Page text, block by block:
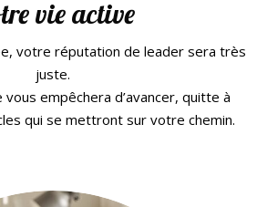
vie active
votre réputation de leader sera très
juste.
vous empêchera d’avancer, quitte à
qui se mettront sur votre chemin.